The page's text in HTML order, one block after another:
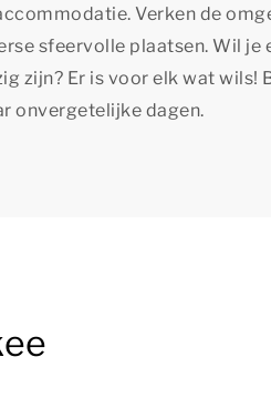
Verken de
sfeervolle plaatsen. Wil je
zijn? Er is voor elk wat wils!
onvergetelijke dagen.